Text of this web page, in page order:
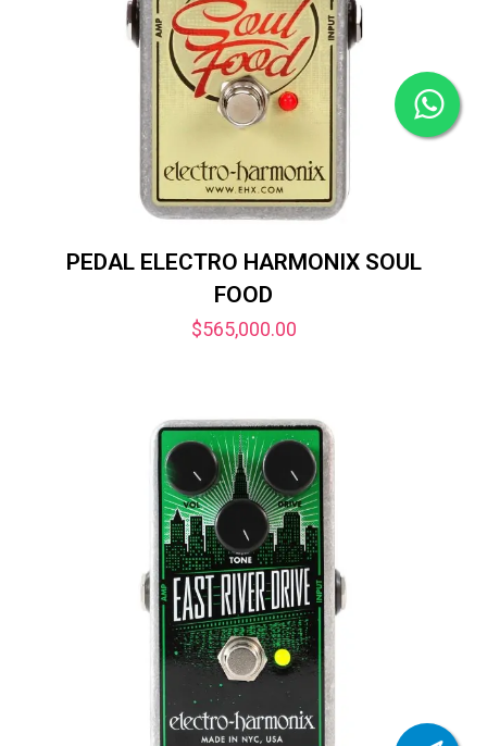
PEDAL ELECTRO HARMONIX SOUL
FOOD
$565,000.00